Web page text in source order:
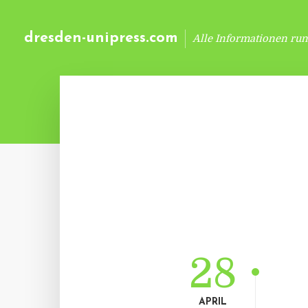
dresden-unipress.com Alle Informationen
28
APRIL